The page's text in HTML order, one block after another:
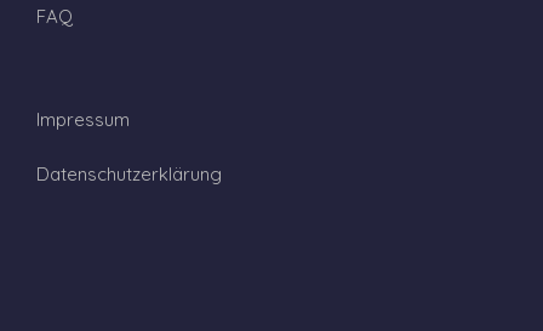
FAQ
Impressum
Datenschutzerklärung